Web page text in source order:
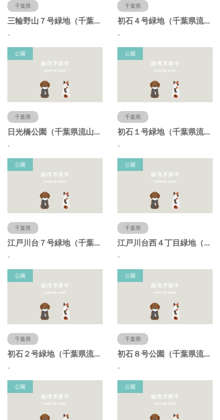
千葉県
三輪野山７号緑地（千葉県流山市）
-
千葉県
初石４号緑地（千葉県流山市）
-
公園
千葉県
日光橋公園（千葉県流山市）
-
公園
千葉県
初石１号緑地（千葉県流山市）
-
公園
千葉県
江戸川台７号緑地（千葉県流山市）
-
公園
千葉県
江戸川台西４丁目緑地（千葉県流山市）
-
公園
千葉県
初石２号緑地（千葉県流山市）
-
公園
千葉県
初石８号公園（千葉県流山市）
-
公園 公園